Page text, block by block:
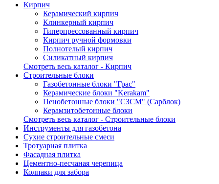
Кирпич
Керамический кирпич
Клинкерный кирпич
Гиперпрессованный кирпич
Кирпич ручной формовки
Полнотелый кирпич
Силикатный кирпич
Смотреть весь каталог - Кирпич
Строительные блоки
Газобетонные блоки "Грас"
Керамические блоки "Kerakam"
Пенобетонные блоки "СЗСМ" (Сарблок)
Керамзитобетонные блоки
Смотреть весь каталог - Строительные блоки
Инструменты для газобетона
Сухие строительные смеси
Тротуарная плитка
Фасадная плитка
Цементно-песчаная черепица
Колпаки для забора